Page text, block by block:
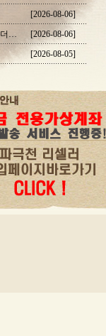
[2026-08-06]
이곳에서 여러번 구매했지만 다른약보다 효과가 더 좋습...
[2026-08-06]
[2026-08-05]